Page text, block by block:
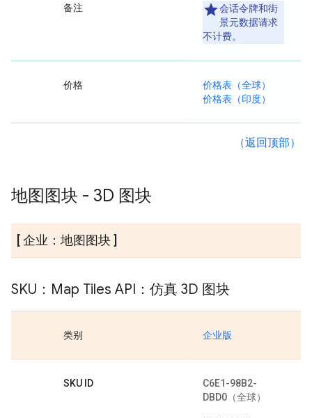
备注
会话令牌和街
景元数据请求
不计费。
价格
价格表（全球）
价格表（印度）
（返回顶部）
地图图块 - 3D 图块
[ 企业：地图图块 ]
SKU：Map Tiles API：仿真 3D 图块
类别 企业版
SKU ID
C6E1-98B2-
DBD0 （全球）